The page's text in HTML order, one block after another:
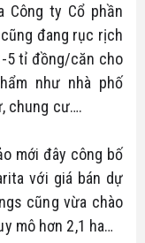
Công ty Cổ phần
đang rục rịch
5 tỉ đồng/căn cho
như nhà phố
chung cư….
mới đây công bố
với giá bán dự
cũng vừa chào
mô hơn 2,1 ha…